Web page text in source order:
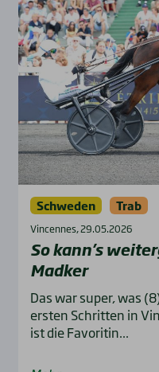
Schweden Trab
Vincennes, 29.05.2026
So kann’s
Mad­ker
Das war super, was
ersten Schritten in
ist die Favoritin...